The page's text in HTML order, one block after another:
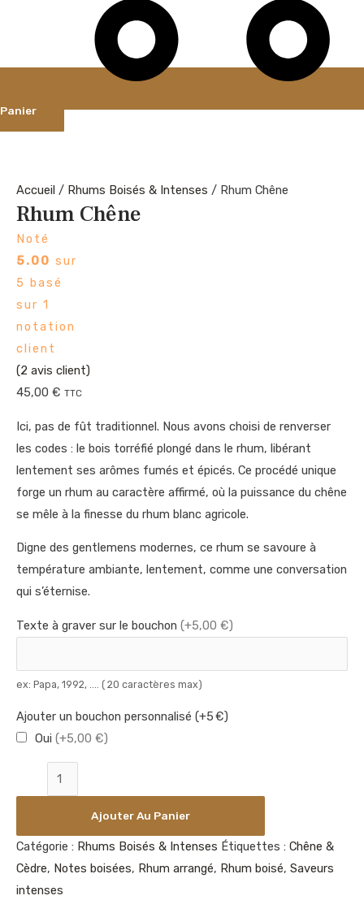
Panier
Accueil / Rhums Boisés & Intenses / Rhum Chêne
Rhum Chêne
Noté
5.00 sur
5 basé
sur 1
notation
client
(2 avis client)
45,00 € TTC
Ici, pas de fût traditionnel. Nous avons choisi de renverser
les codes : le bois torréfié plongé dans le rhum, libérant
lentement ses arômes fumés et épicés. Ce procédé unique
forge un rhum au caractère affirmé, où la puissance du chêne
se mêle à la finesse du rhum blanc agricole.
Digne des gentlemens modernes, ce rhum se savoure à
température ambiante, lentement, comme une conversation
qui s’éternise.
Texte à graver sur le bouchon (+5,00 €)
ex: Papa, 1992, .... ( 20 caractères max)
Ajouter un bouchon personnalisé (+5 €)
Oui (+5,00 €)
Ajouter Au Panier
Catégorie : Rhums Boisés & Intenses Étiquettes : Chêne &
Cèdre, Notes boisées, Rhum arrangé, Rhum boisé, Saveurs
intenses